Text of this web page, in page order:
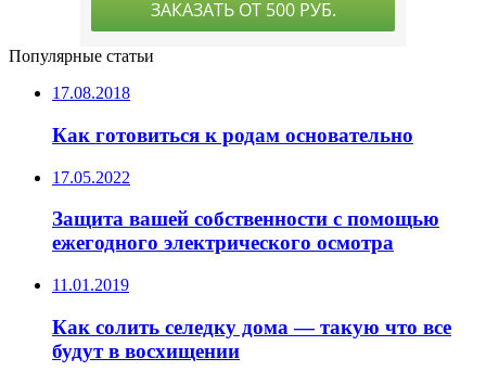
Популярные статьи
17.08.2018
Как готовиться к родам основательно
17.05.2022
Защита вашей собственности с помощью
ежегодного электрического осмотра
11.01.2019
Как солить селедку дома — такую что все
будут в восхищении